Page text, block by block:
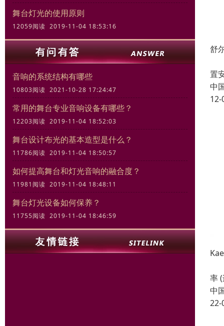
舞台灯光的使用原则
12059阅读 2019-11-04 18:53:16
音响的系统结构有哪些
10803阅读 2021-10-28 17:24:47
常用的舞台专业音响设备有哪些？
12203阅读 2019-11-04 18:52:03
舞台设计布光的基本造型是什么？
11786阅读 2019-11-04 18:50:57
如何提高舞台和灯光音响的融合度？
11981阅读 2019-11-04 18:48:11
舞台灯光设备如何保养？
11755阅读 2019-11-04 18:46:59
舒
置
中
12-
率
中
22-